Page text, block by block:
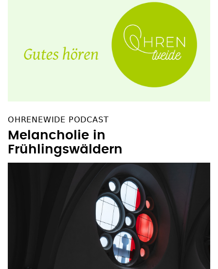
OHRENEWIDE PODCAST
Melancholie in
Frühlingswäldern